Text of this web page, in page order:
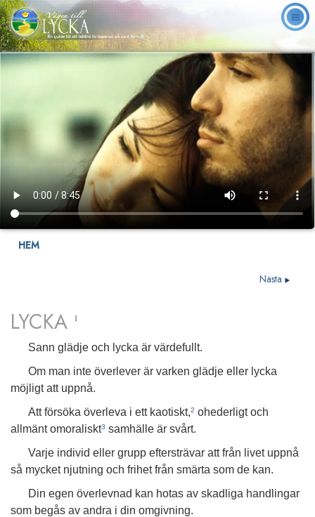
HEM
Nästa
LYCKA 1
Sann glädje och lycka är värdefullt.
Om man inte överlever är varken glädje eller lycka
möjligt att uppnå.
Att försöka överleva i ett kaotiskt,2 ohederligt och
allmänt omoraliskt3 samhälle är svårt.
Varje individ eller grupp eftersträvar att från livet uppnå
så mycket njutning och frihet från smärta som de kan.
Din egen överlevnad kan hotas av skadliga handlingar
som begås av andra i din omgivning.